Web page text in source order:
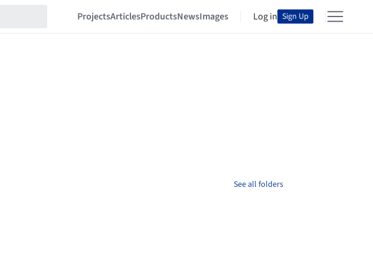
ProjectsArticlesProductsNewsImages Log in Sign Up
See all folders